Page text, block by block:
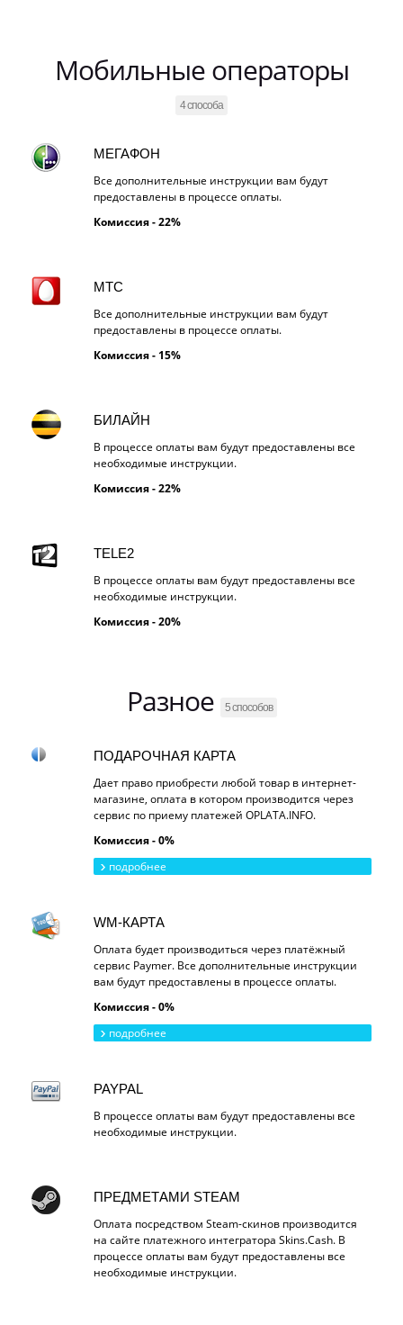
Мобильные операторы
4 способа
МЕГАФОН
Все дополнительные инструкции вам будут
предоставлены в процессе оплаты.
Комиссия - 22%
МТС
Все дополнительные инструкции вам будут
предоставлены в процессе оплаты.
Комиссия - 15%
БИЛАЙН
В процессе оплаты вам будут предоставлены все
необходимые инструкции.
Комиссия - 22%
TELE2
В процессе оплаты вам будут предоставлены все
необходимые инструкции.
Комиссия - 20%
Разное 5 способов
ПОДАРОЧНАЯ КАРТА
Дает право приобрести любой товар в интернет-
магазине, оплата в котором производится через
сервис по приему платежей OPLATA.INFO.
Комиссия - 0%
подробнее
WM-КАРТА
Оплата будет производиться через платёжный
сервис Paymer. Все дополнительные инструкции
вам будут предоставлены в процессе оплаты.
Комиссия - 0%
подробнее
PAYPAL
В процессе оплаты вам будут предоставлены все
необходимые инструкции.
ПРЕДМЕТАМИ STEAM
Оплата посредством Steam-скинов производится
на сайте платежного интегратора Skins.Cash. В
процессе оплаты вам будут предоставлены все
необходимые инструкции.